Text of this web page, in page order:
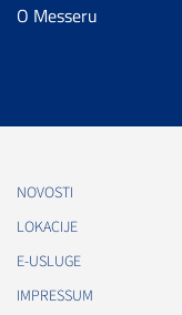
O Messeru
NOVOSTI
LOKACIJE
E-USLUGE
IMPRESSUM